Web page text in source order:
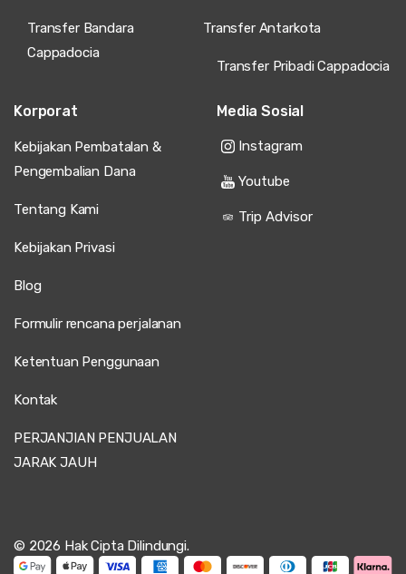
Transfer Bandara
Cappadocia
Transfer Antarkota
Transfer Pribadi Cappadocia
Korporat
Kebijakan Pembatalan &
Pengembalian Dana
Tentang Kami
Kebijakan Privasi
Blog
Formulir rencana perjalanan
Ketentuan Penggunaan
Kontak
PERJANJIAN PENJUALAN
JARAK JAUH
Media Sosial
Instagram
Youtube
Trip Advisor
© 2026 Hak Cipta Dilindungi.